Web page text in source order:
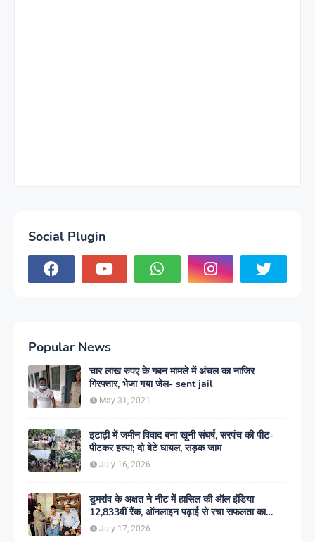
Social Plugin
Popular News
चार लाख रुपए के गबन मामले में अंचल का नाजिर
गिरफ्तार, भेजा गया जेल- sent jail
May 31, 2021
इटाढ़ी में जमीन विवाद बना खूनी संघर्ष, सरपंच की पीट-
पीटकर हत्या; दो बेटे घायल, सड़क जाम
July 16, 2026
डुमरांव के अक्षत ने नीट में हासिल की ऑल इंडिया
12,833वीं रैंक, ऑनलाइन पढ़ाई से रचा सफलता का
इतिहास
July 17, 2026